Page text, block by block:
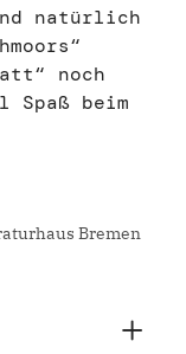
natürlich
noch
beim
Bremen